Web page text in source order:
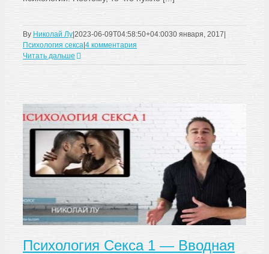
By Николай Лу 2023-06-09T04:58:50+04:0030 января, 2017
Психология секса 4 комментария
Читать дальше
Психология Секса 1 — Вводная